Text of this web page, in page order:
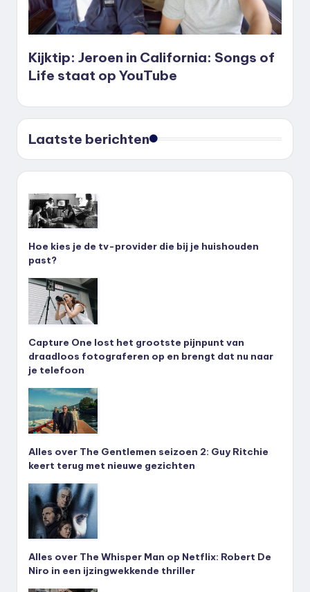
Kijktip: Jeroen in California: Songs of
Life staat op YouTube
Laatste berichten
Hoe kies je de tv-provider die bij je huishouden
past?
Capture One lost het grootste pijnpunt van
draadloos fotograferen op en brengt dat nu naar
je telefoon
Alles over The Gentlemen seizoen 2: Guy Ritchie
keert terug met nieuwe gezichten
Alles over The Whisper Man op Netflix: Robert De
Niro in een ijzingwekkende thriller